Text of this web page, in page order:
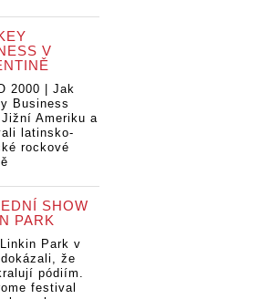
V
2000 | Jak
Business
Ameriku a
latinsko-
rockové
SHOW
PARK
Park v
že
pódiím.
festival